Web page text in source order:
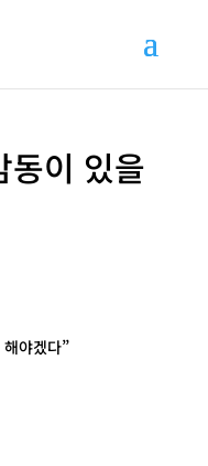
동이 있을
야겠다”